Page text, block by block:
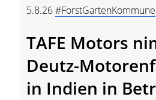
5.8.26#ForstGartenKommune
TAFE Motors
Deutz-
in Indien in